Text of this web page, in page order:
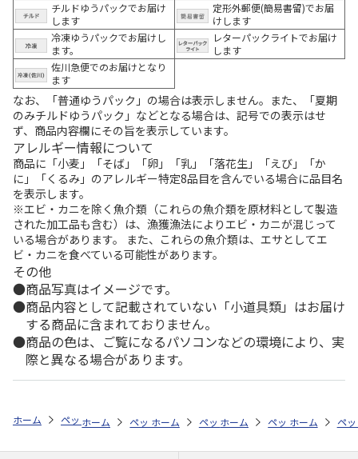
チルドゆうパックでお届け
します
定形外郵便(簡易書留)でお届
けします
冷凍ゆうパックでお届けし
ます。
レターパックライトでお届け
します
佐川急便でのお届けとなり
ます
なお、「普通ゆうパック」の場合は表示しません。また、「夏期
のみチルドゆうパック」などとなる場合は、記号での表示はせ
ず、商品内容欄にその旨を表示しています。
アレルギー情報について
商品に「小麦」「そば」「卵」「乳」「落花生」「えび」「か
に」「くるみ」のアレルギー特定8品目を含んでいる場合に品目名
を表示します。
※エビ・カニを除く魚介類（これらの魚介類を原材料として製造
された加工品も含む）は、漁獲漁法によりエビ・カニが混じって
いる場合があります。 また、これらの魚介類は、エサとしてエ
ビ・カニを食べている可能性があります。
その他
商品写真はイメージです。
商品内容として記載されていない「小道具類」はお届け
する商品に含まれておりません。
商品の色は、ご覧になるパソコンなどの環境により、実
際と異なる場合があります。
ホーム ペットストア お手入れ シャンプー・トリミング用品（小動
ホーム ペットストア お手入れ シャンプー・トリミ
ホーム ペットストア お手入れ シ
ホーム ペットストア お
ホーム ペ